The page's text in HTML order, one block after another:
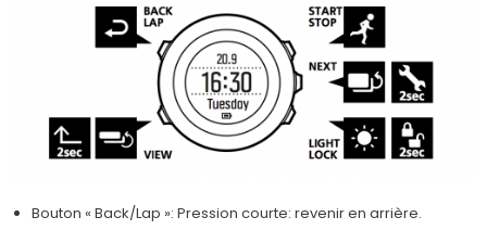
Bouton « Back/Lap »: Pression courte: revenir en arrière.